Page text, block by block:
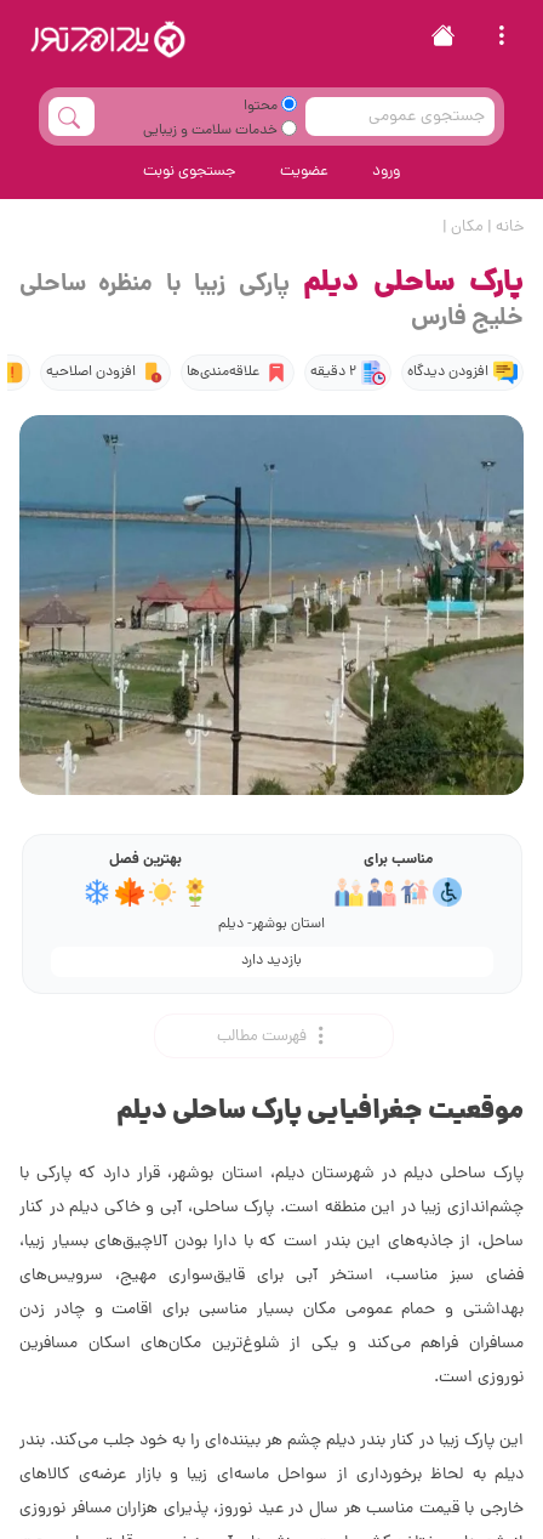
محتوا
خدمات سلامت و زیبایی
ورود عضویت جستجوی نوبت
خانه | مکان |
پارک ساحلی دیلم پارکی زیبا با منظره ساحلی
خلیج فارس
افزودن دیدگاه 2 دقیقه علاقه‌مندی‌ها افزودن اصلاحیه
مناسب برای بهترین فصل
استان بوشهر- دیلم
بازدید دارد
فهرست مطالب
موقعیت جغرافیایی پارک ساحلی دیلم
پارک ساحلی دیلم در شهرستان دیلم، استان بوشهر، قرار دارد که پارکی با
چشم‌اندازی زیبا در این منطقه است. پارک ساحلی، آبی و خاکی دیلم در کنار
ساحل، از جاذبه‌های این بندر است که با دارا بودن آلاچیق‌های بسیار زیبا،
فضای سبز مناسب، استخر آبی برای قایق‌سواری مهیج، سرویس‌های
بهداشتی و حمام عمومی مکان بسیار مناسبی برای اقامت و چادر زدن
مسافران فراهم می‌کند و یکی از شلوغ‌ترین مکان‌های اسکان مسافرین
نوروزی است.
این پارک زیبا در کنار بندر دیلم چشم هر بیننده‌ای را به خود جلب می‌کند. بندر
دیلم به لحاظ برخورداری از سواحل ماسه‌ای زیبا و بازار عرضه‌ی کالاهای
خارجی با قیمت مناسب هر سال در عید نوروز، پذیرای هزاران مسافر نوروزی